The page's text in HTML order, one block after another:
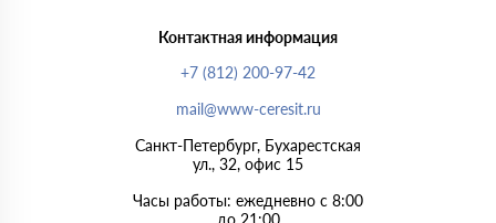
Контактная информация
+7 (812) 200-97-42
mail@www-ceresit.ru
Санкт-Петербург, Бухарестская
ул., 32, офис 15
Часы работы: ежедневно с 8:00